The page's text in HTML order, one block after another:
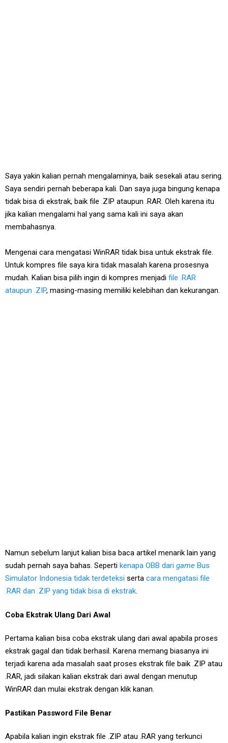
Saya yakin kalian pernah mengalaminya, baik sesekali atau sering.
Saya sendiri pernah beberapa kali. Dan saya juga bingung kenapa
tidak bisa di ekstrak, baik file .ZIP ataupun .RAR. Oleh karena itu
jika kalian mengalami hal yang sama kali ini saya akan
membahasnya.
Mengenai cara mengatasi WinRAR tidak bisa untuk ekstrak file.
Untuk kompres file saya kira tidak masalah karena prosesnya
mudah. Kalian bisa pilih ingin di kompres menjadi file .RAR
ataupun .ZIP, masing-masing memiliki kelebihan dan kekurangan.
Namun sebelum lanjut kalian bisa baca artikel menarik lain yang
sudah pernah saya bahas. Seperti kenapa OBB dari game Bus
Simulator Indonesia tidak terdeteksi serta cara mengatasi file
.RAR dan .ZIP yang tidak bisa di ekstrak.
Coba Ekstrak Ulang Dari Awal
Pertama kalian bisa coba ekstrak ulang dari awal apabila proses
ekstrak gagal dan tidak berhasil. Karena memang biasanya ini
terjadi karena ada masalah saat proses ekstrak file baik .ZIP atau
.RAR, jadi silakan kalian ekstrak dari awal dengan menutup
WinRAR dan mulai ekstrak dengan klik kanan.
Pastikan Password File Benar
Apabila kalian ingin ekstrak file .ZIP atau .RAR yang terkunci